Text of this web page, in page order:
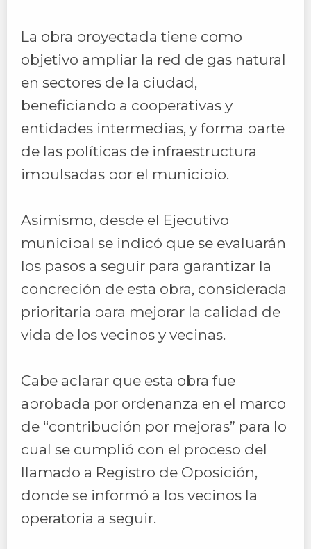
La obra proyectada tiene como
objetivo ampliar la red de gas natural
en sectores de la ciudad,
beneficiando a cooperativas y
entidades intermedias, y forma parte
de las políticas de infraestructura
impulsadas por el municipio.
Asimismo, desde el Ejecutivo
municipal se indicó que se evaluarán
los pasos a seguir para garantizar la
concreción de esta obra, considerada
prioritaria para mejorar la calidad de
vida de los vecinos y vecinas.
Cabe aclarar que esta obra fue
aprobada por ordenanza en el marco
de “contribución por mejoras” para lo
cual se cumplió con el proceso del
llamado a Registro de Oposición,
donde se informó a los vecinos la
operatoria a seguir.